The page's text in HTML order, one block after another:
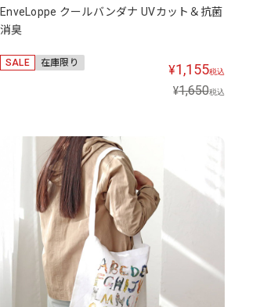
EnveLoppe クールバンダナ UVカット＆抗菌
消臭
SALE 在庫限り ¥1,155税込
¥1,650税込